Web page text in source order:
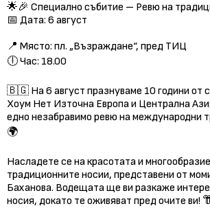
🌟🎉 Специално събитие – Ревю на
📅 Дата: 6 август
📍 Място: пл. „Възраждане“, пред ТИЦ
🕕 Час: 18.00
🇧🇬 На 6 август празнуваме 10 години от
Хоум Нет Източна Европа и Централна
едно незабравимо ревю на международни
🌍
Насладете се на красотата и
традиционните носии, представени от
Баханова. Водещата ще ви разкаже
носия, докато те оживяват пред очите ви!